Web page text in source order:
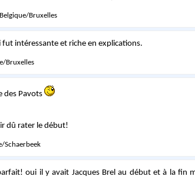
Bruxelles
intéressante et riche en explications.
Bruxelles
des Pavots
dû rater le début!
Schaerbeek
oui il y avait Jacques Brel au début et à la fin